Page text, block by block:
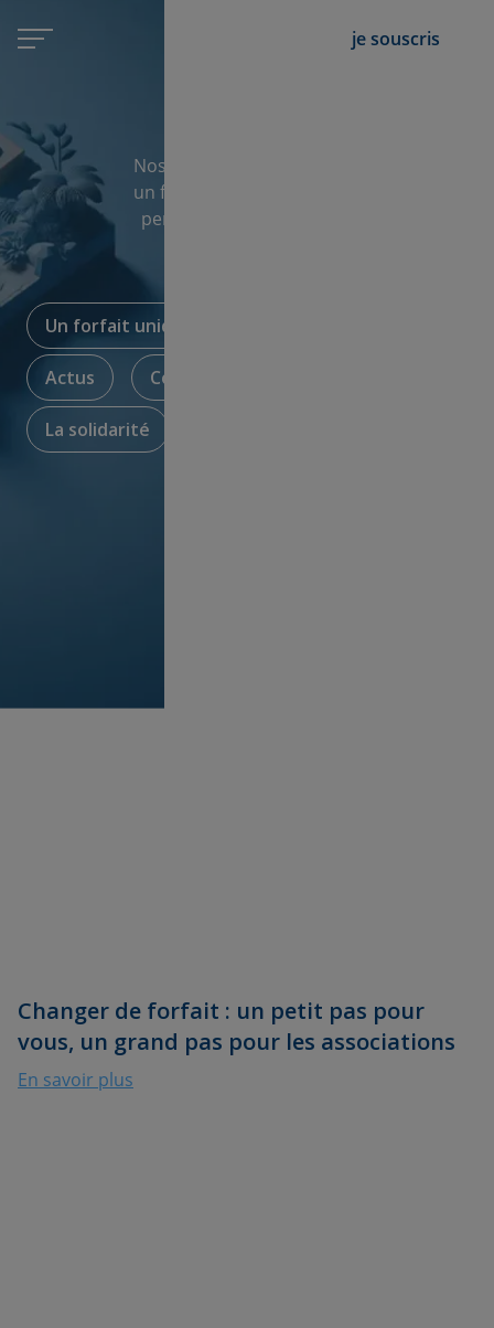
je souscris
Nos articles sur le forfait mobile Source :
un forfait unique sur le marché, qui vous
permet de soutenir les associations de
Un forfait unique
Actus Conseils & astuces
La solidarité
Changer de forfait : un petit pas pour
vous, un grand pas pour les associations
En savoir plus